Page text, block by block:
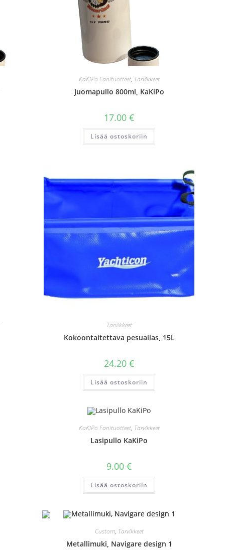
KaKiPo Fanituotteet, Tarvikkeet
Juomapullo 800ml, KaKiPo
17.00 €
Lisää ostoskoriin
Tarvikkeet
Kokoontaitettava pesuallas, 15L
24.20 €
Lisää ostoskoriin
KaKiPo Fanituotteet, Tarvikkeet
Lasipullo KaKiPo
9.00 €
Lisää ostoskoriin
Custom, Tarvikkeet
Metallimuki, Navigare design 1